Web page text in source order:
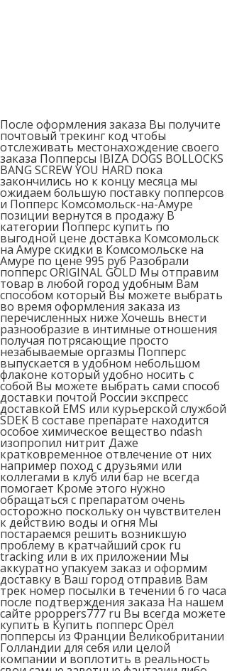
После оформления заказа Вы получите
почтовый трекинг код чтобы
отслеживать местонахождение своего
заказа Попперсы IBIZA DOGS BOLLOCKS
BANG SCREW YOU HARD пока
закончились но к концу месяца мы
ожидаем большую поставку попперсов
и Попперс Комсомольск-на-Амуре
позиции вернутся в продажу В
категории Попперс купить по
выгодной цене доставка Комсомольск
на Амуре скидки в Комсомольске на
Амуре по цене 995 руб Разобрали
попперс ORIGINAL GOLD Мы отправим
товар в любой город удобным Вам
способом который Вы можете выбрать
во время оформления заказа из
перечисленных ниже Хочешь внести
разнообразие в интимные отношения
получая потрясающие просто
незабываемые оргазмы Попперс
выпускается в удобном небольшом
флаконе который удобно носить с
собой Вы можете выбрать сами способ
доставки почтой России экспресс
доставкой EMS или курьерской службой
SDEK В составе препарате находится
особое химическое вещество ndash
изопропил нитрит Даже
кратковременное отвлечение от них
например поход с друзьями или
коллегами в клуб или бар не всегда
помогает Кроме этого нужно
обращаться с препаратом очень
осторожно поскольку он чувствителен
к действию воды и огня Мы
постараемся решить возникшую
проблему в кратчайший срок ru
tracking или в их приложении Мы
аккуратно упакуем заказ и оформим
доставку в Ваш город отправив Вам
трек номер посылки в течении 6 го часа
после подтверждения заказа На нашем
сайте ppoppers777 ru Вы всегда можете
купить в Купить попперс Орёл
попперсы из Франции Великобритании
Голландии для себя или целой
компании и воплотить в реальность